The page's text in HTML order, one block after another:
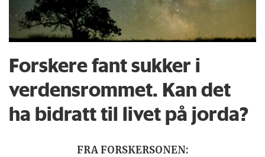
Forskere fant sukker i
verdensrommet. Kan det
ha bidratt til livet på jorda?
FRA FORSKERSONEN: